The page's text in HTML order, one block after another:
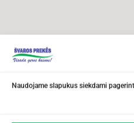
Naudojame slapukus siekdami